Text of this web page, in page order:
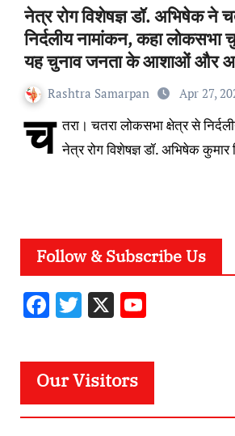
नेत्र रोग विशेषज्ञ डॉ. अभिषेक ने
निर्दलीय नामांकन, कहा
यह चुनाव जनता के आशाओं और
करने वाला है
Rashtra Samarpan Apr 27,
च तरा। चतरा लोकसभा क्षेत्र से
नेत्र रोग विशेषज्ञ डॉ. अभिषेक
Follow & Subscribe Us
F
e
b
o
T
it
te
r
X Y
u
u
Our Visitors